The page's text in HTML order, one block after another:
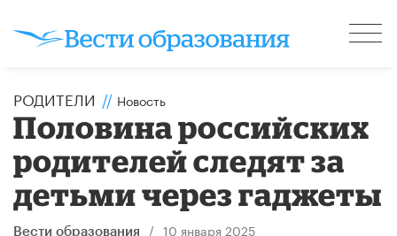
РОДИТЕЛИ // Новость
Половина российских
родителей следят за
детьми через гаджеты
Вести образования / 10 января 2025